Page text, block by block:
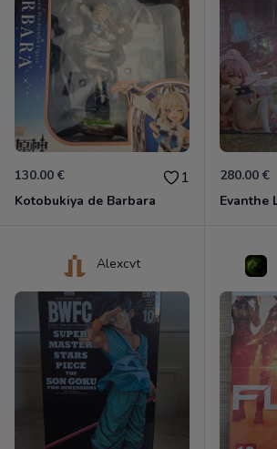
130.00 € 1
Kotobukiya de Barbara
280.00 €
Alexcvt